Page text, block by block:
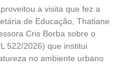
a visita que fez a
de Educação, Thatiane
Cris Borba sobre o
522/2026) que institui
no ambiente urbano